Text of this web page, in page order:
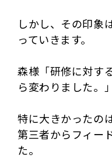
しかし、その印象
っていきます。
森様「研修に対す
ら変わりました。」
特に大きかったの
第三者からフィー
た。